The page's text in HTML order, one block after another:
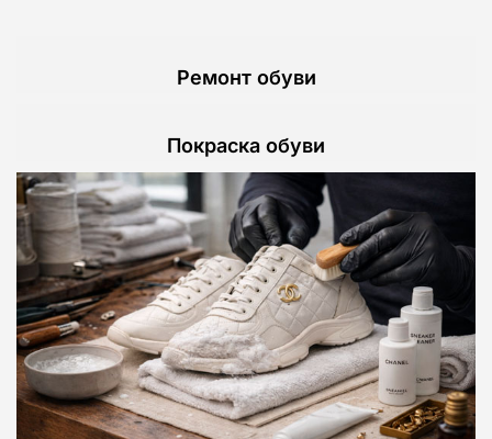
Ремонт обуви
Покраска обуви